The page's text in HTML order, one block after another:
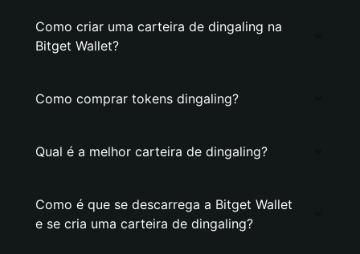
Como criar uma carteira de dingaling na
Bitget Wallet?
Como comprar tokens dingaling?
Qual é a melhor carteira de dingaling?
Como é que se descarrega a Bitget Wallet
e se cria uma carteira de dingaling?